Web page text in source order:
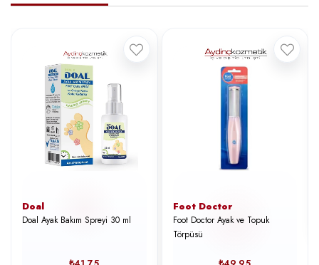
Doal
Doal Ayak Bakım Spreyi 30 ml
Foot Doctor
Foot Doctor Ayak ve Topuk
Törpüsü